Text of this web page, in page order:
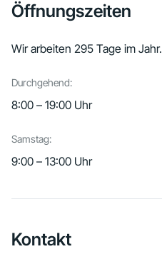
Öffnungszeiten
Wir arbeiten 295 Tage im Jahr.
Durchgehend:
8:00 – 19:00 Uhr
Samstag:
9:00 – 13:00 Uhr
Kontakt